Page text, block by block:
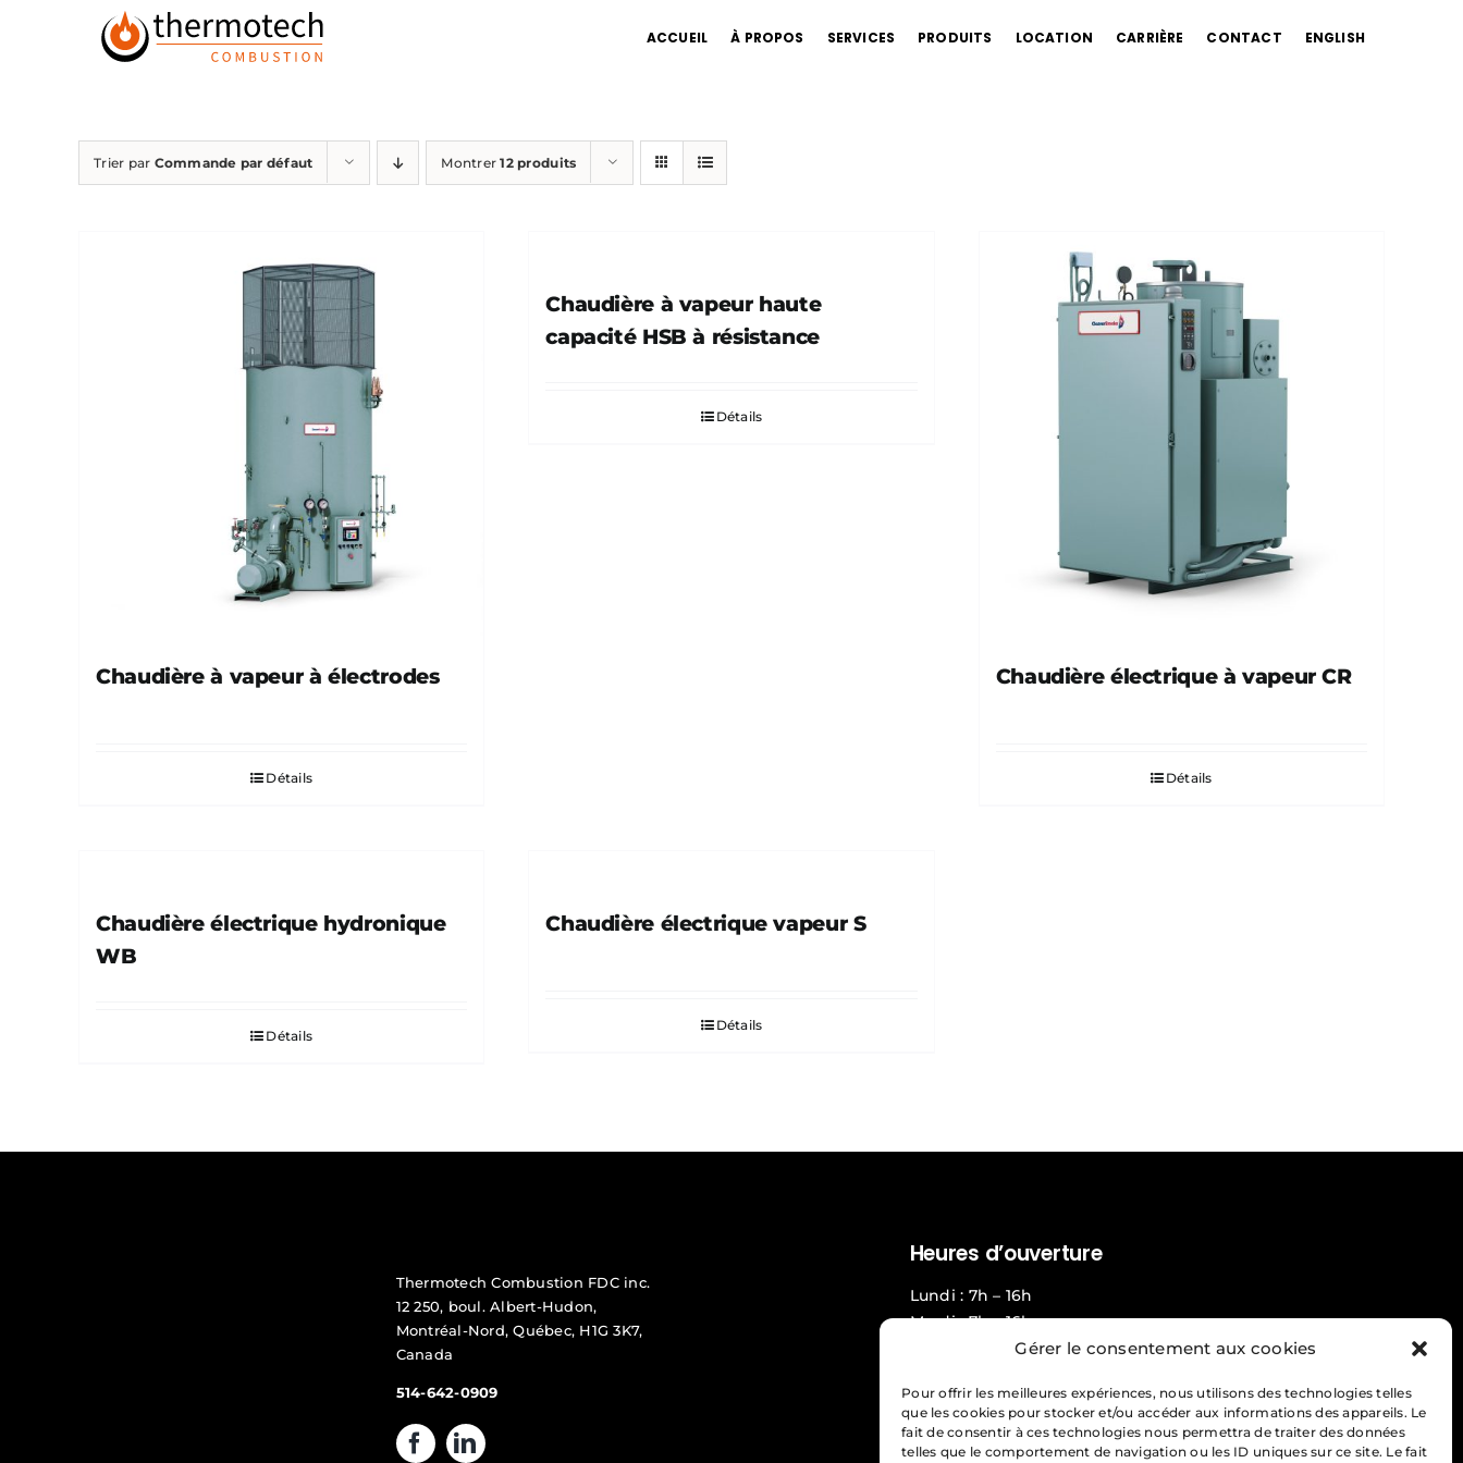
Gérer le consentement aux cookies
Pour offrir les meilleures expériences, nous utilisons des technologies telles
que les cookies pour stocker et/ou accéder aux informations des appareils. Le
fait de consentir à ces technologies nous permettra de traiter des données
telles que le comportement de navigation ou les ID uniques sur ce site. Le fait
ACCUEIL À PROPOS SERVICES PRODUITS LOCATION CARRIÈRE CONTACT ENGLISH
Trier par Commande par défaut Montrer12 produits
Chaudière à vapeur à électrodes
Détails
Chaudière à vapeur haute
capacité HSB à résistance
Détails
Chaudière électrique à vapeur CR
Détails
Chaudière électrique hydronique
WB
Détails
Chaudière électrique vapeur S
Détails
Thermotech Combustion FDC inc.
12 250, boul. Albert-Hudon,
Montréal-Nord, Québec, H1G 3K7,
Canada
514-642-0909
Heures d’ouverture
Lundi : 7h – 16h
Mardi : 7h – 16h
Mercredi : 7h – 16h
Vendredi : 7h – 16h
Service 24h/7 jours